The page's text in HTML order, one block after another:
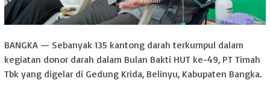
BANGKA — Sebanyak 135 kantong darah terkumpul dalam
kegiatan donor darah dalam Bulan Bakti HUT ke-49, PT Timah
Tbk yang digelar di Gedung Krida, Belinyu, Kabupaten Bangka.